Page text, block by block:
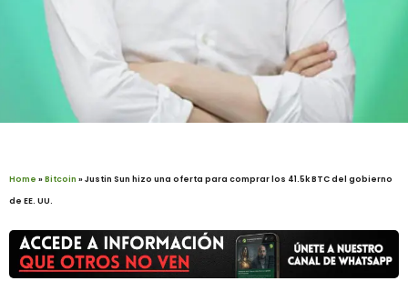
Home »Bitcoin »Justin Sun hizo una oferta para comprar los 41.5k BTC del gobierno
de EE. UU.